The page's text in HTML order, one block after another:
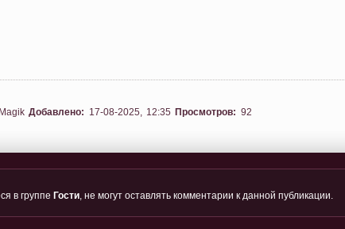
Magik Добавлено: 17-08-2025, 12:35 Просмотров: 92
в группе Гости, не могут оставлять комментарии к данной публикации.